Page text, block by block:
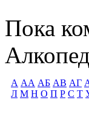
Пока
А АА АБ АВ АГ
Л М Н О П Р С Т